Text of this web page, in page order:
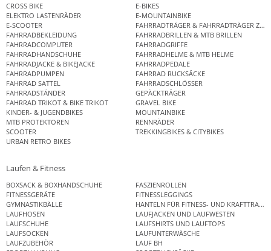
CROSS BIKE
E-BIKES
ELEKTRO LASTENRÄDER
E-MOUNTAINBIKE
E-SCOOTER
FAHRRADTRÄGER & FAHRRADTRÄGER
FAHRRADBEKLEIDUNG
FAHRRADBRILLEN & MTB BRILLEN
FAHRRADCOMPUTER
FAHRRADGRIFFE
FAHRRADHANDSCHUHE
FAHRRADHELME & MTB HELME
FAHRRADJACKE & BIKEJACKE
FAHRRADPEDALE
FAHRRADPUMPEN
FAHRRAD RUCKSÄCKE
FAHRRAD SATTEL
FAHRRADSCHLÖSSER
FAHRRADSTÄNDER
GEPÄCKTRÄGER
FAHRRAD TRIKOT & BIKE TRIKOT
GRAVEL BIKE
KINDER- & JUGENDBIKES
MOUNTAINBIKE
MTB PROTEKTOREN
RENNRÄDER
SCOOTER
TREKKINGBIKES & CITYBIKES
URBAN RETRO BIKES
Laufen & Fitness
BOXSACK & BOXHANDSCHUHE
FASZIENROLLEN
FITNESSGERÄTE
FITNESSLEGGINGS
GYMNASTIKBÄLLE
HANTELN FÜR FITNESS- UND
LAUFHOSEN
LAUFJACKEN UND LAUFWESTEN
LAUFSCHUHE
LAUFSHIRTS UND LAUFTOPS
LAUFSOCKEN
LAUFUNTERWÄSCHE
LAUFZUBEHÖR
LAUF BH